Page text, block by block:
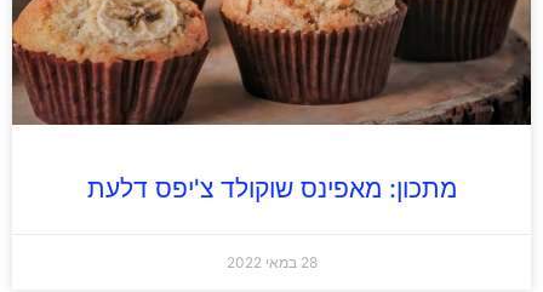
מתכון: מאפינס שוקולד צ'יפס דלעת
28 במאי 2022